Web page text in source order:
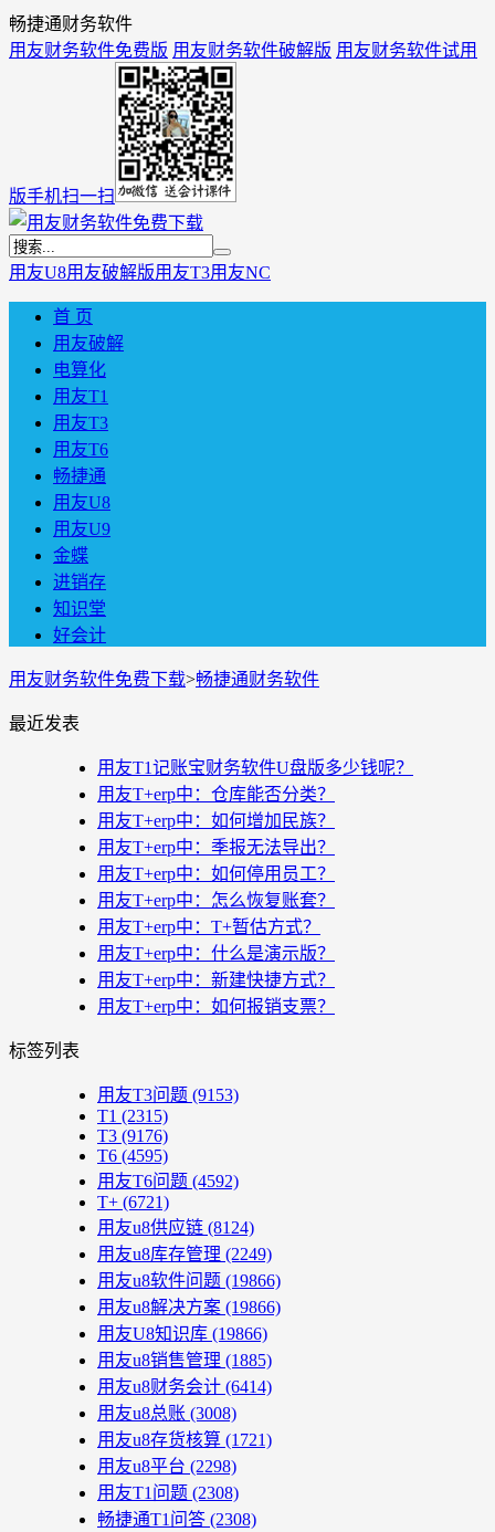
畅捷通财务软件
用友财务软件免费版 用友财务软件破解版 用友财务软件试用
版手机扫一扫
用友U8用友破解版用友T3用友NC
首 页
用友破解
电算化
用友T1
用友T3
用友T6
畅捷通
用友U8
用友U9
金蝶
进销存
知识堂
好会计
用友财务软件免费下载>畅捷通财务软件
最近发表
用友T1记账宝财务软件U盘版多少钱呢？
用友T+erp中：仓库能否分类？
用友T+erp中：如何增加民族？
用友T+erp中：季报无法导出？
用友T+erp中：如何停用员工？
用友T+erp中：怎么恢复账套？
用友T+erp中：T+暂估方式？
用友T+erp中：什么是演示版？
用友T+erp中：新建快捷方式？
用友T+erp中：如何报销支票？
标签列表
用友T3问题 (9153)
T1 (2315)
T3 (9176)
T6 (4595)
用友T6问题 (4592)
T+ (6721)
用友u8供应链 (8124)
用友u8库存管理 (2249)
用友u8软件问题 (19866)
用友u8解决方案 (19866)
用友U8知识库 (19866)
用友u8销售管理 (1885)
用友u8财务会计 (6414)
用友u8总账 (3008)
用友u8存货核算 (1721)
用友u8平台 (2298)
用友T1问题 (2308)
畅捷通T1问答 (2308)